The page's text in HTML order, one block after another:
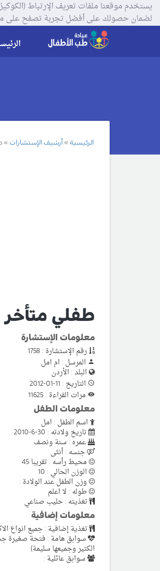
لضمان حصولك على أفضل تجربة تصفح على
الرئيسية أرشيف الإستشارات
طفلي متأخر
معلومات الإستشارة
رقم الإستشارة : 1758
المرسل : ام امل
البلد : الأردن
التاريخ : 11-01-2012
مرات القراءة : 11625
معلومات الطفل
اسم الطفل : امل
تاريخ ولادته : 30-6-2010
عمره : سنة ونصف
جنسه : أنثى
محيط رأسه : تقريبا 45
الوزن الحالي : 10
وزن الطفل عند الولادة :
طوله : لا اعلم
تغذيته : حليب صناعي
معلومات إضافية
تغذية إضافية : جميع انواع
الكتير وجميعها سليمة)
سوابق عائلية :